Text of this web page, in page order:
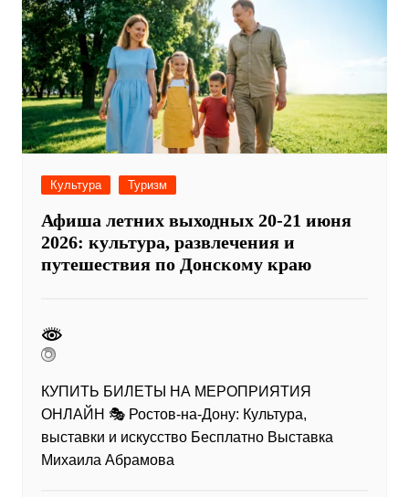
Культура Туризм
Афиша летних выходных 20-21 июня
2026: культура, развлечения и
путешествия по Донскому краю
КУПИТЬ БИЛЕТЫ НА МЕРОПРИЯТИЯ
ОНЛАЙН 🎭 Ростов-на-Дону: Культура,
выставки и искусство Бесплатно Выставка
Михаила Абрамова